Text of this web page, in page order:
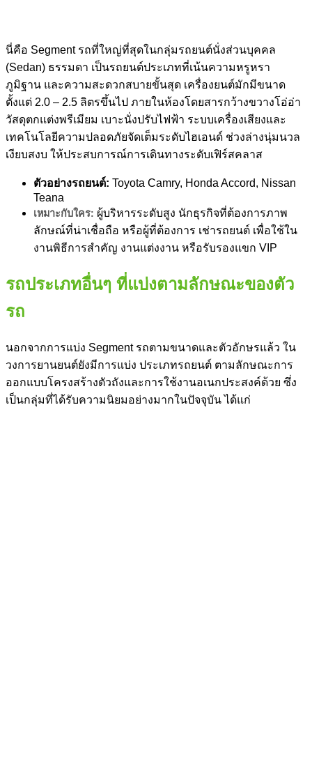
นี่คือ Segment รถที่ใหญ่ที่สุดในกลุ่มรถยนต์นั่งส่วนบุคคล
(Sedan) ธรรมดา เป็นรถยนต์ประเภทที่เน้นความหรูหรา
ภูมิฐาน และความสะดวกสบายขั้นสุด เครื่องยนต์มักมีขนาด
ตั้งแต่ 2.0 – 2.5 ลิตรขึ้นไป ภายในห้องโดยสารกว้างขวางโอ่อ่า
วัสดุตกแต่งพรีเมียม เบาะนั่งปรับไฟฟ้า ระบบเครื่องเสียงและ
เทคโนโลยีความปลอดภัยจัดเต็มระดับไฮเอนด์ ช่วงล่างนุ่มนวล
เงียบสงบ ให้ประสบการณ์การเดินทางระดับเฟิร์สคลาส
ตัวอย่างรถยนต์: Toyota Camry, Honda Accord, Nissan
Teana
เหมาะกับใคร: ผู้บริหารระดับสูง นักธุรกิจที่ต้องการภาพ
ลักษณ์ที่น่าเชื่อถือ หรือผู้ที่ต้องการ เช่ารถยนต์ เพื่อใช้ใน
งานพิธีการสำคัญ งานแต่งงาน หรือรับรองแขก VIP
รถประเภทอื่นๆ ที่แบ่งตามลักษณะของตัว
รถ
นอกจากการแบ่ง Segment รถตามขนาดและตัวอักษรแล้ว ใน
วงการยานยนต์ยังมีการแบ่ง ประเภทรถยนต์ ตามลักษณะการ
ออกแบบโครงสร้างตัวถังและการใช้งานอเนกประสงค์ด้วย ซึ่ง
เป็นกลุ่มที่ได้รับความนิยมอย่างมากในปัจจุบัน ได้แก่